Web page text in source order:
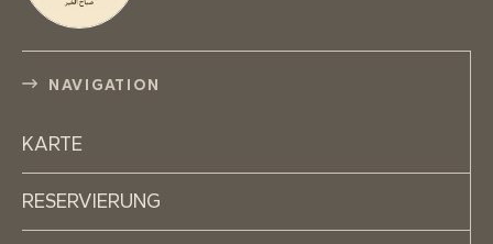
NAVIGATION
KARTE
RESERVIERUNG